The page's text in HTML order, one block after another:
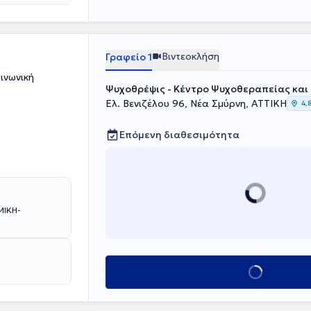
εξέλιξη.
Γραφείο 1 Βιντεοκλήση
Ψυχοθρέψις - Κέντρο Ψυχοθεραπείας και
Ελ. Βενιζέλου 96, Νέα Σμύρνη, ΑΤΤΙΚΗ
Επόμενη διαθεσιμότητα
Κλείσε ραντεβού